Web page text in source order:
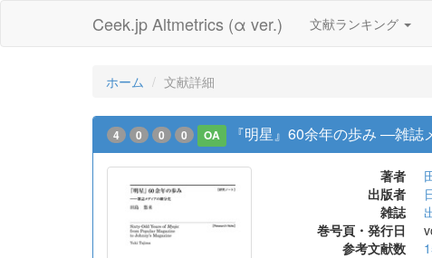
Ceek.jp Altmetrics (α ver.) 文献ランキング
ホーム 文献詳細
4 0 0 0 OA 『明星』60余年の歩み ―雑誌
著者
出版者
雑誌
巻号頁・発行日
参考文献数